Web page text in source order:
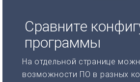
Сравните
программы
На отдельной странице
возможности ПО в разных